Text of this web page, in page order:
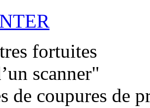
fortuites
scanner"
de coupures de